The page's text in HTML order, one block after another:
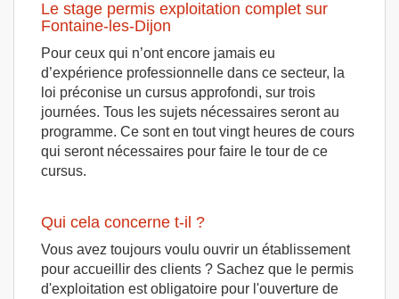
Le stage permis exploitation complet sur
Fontaine-les-Dijon
Pour ceux qui n’ont encore jamais eu
d’expérience professionnelle dans ce secteur, la
loi préconise un cursus approfondi, sur trois
journées. Tous les sujets nécessaires seront au
programme. Ce sont en tout vingt heures de cours
qui seront nécessaires pour faire le tour de ce
cursus.
Qui cela concerne t-il ?
Vous avez toujours voulu ouvrir un établissement
pour accueillir des clients ? Sachez que le permis
d'exploitation est obligatoire pour l'ouverture de